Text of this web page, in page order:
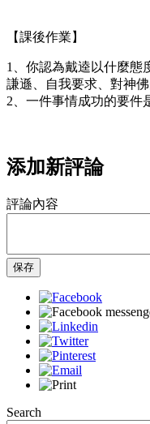
【課後作業】
1、你認為戴逵以什麼態
謙遜、自我要求、對神佛
2、一件事情成功的要件
添加新評論
評論內容
保存
Search